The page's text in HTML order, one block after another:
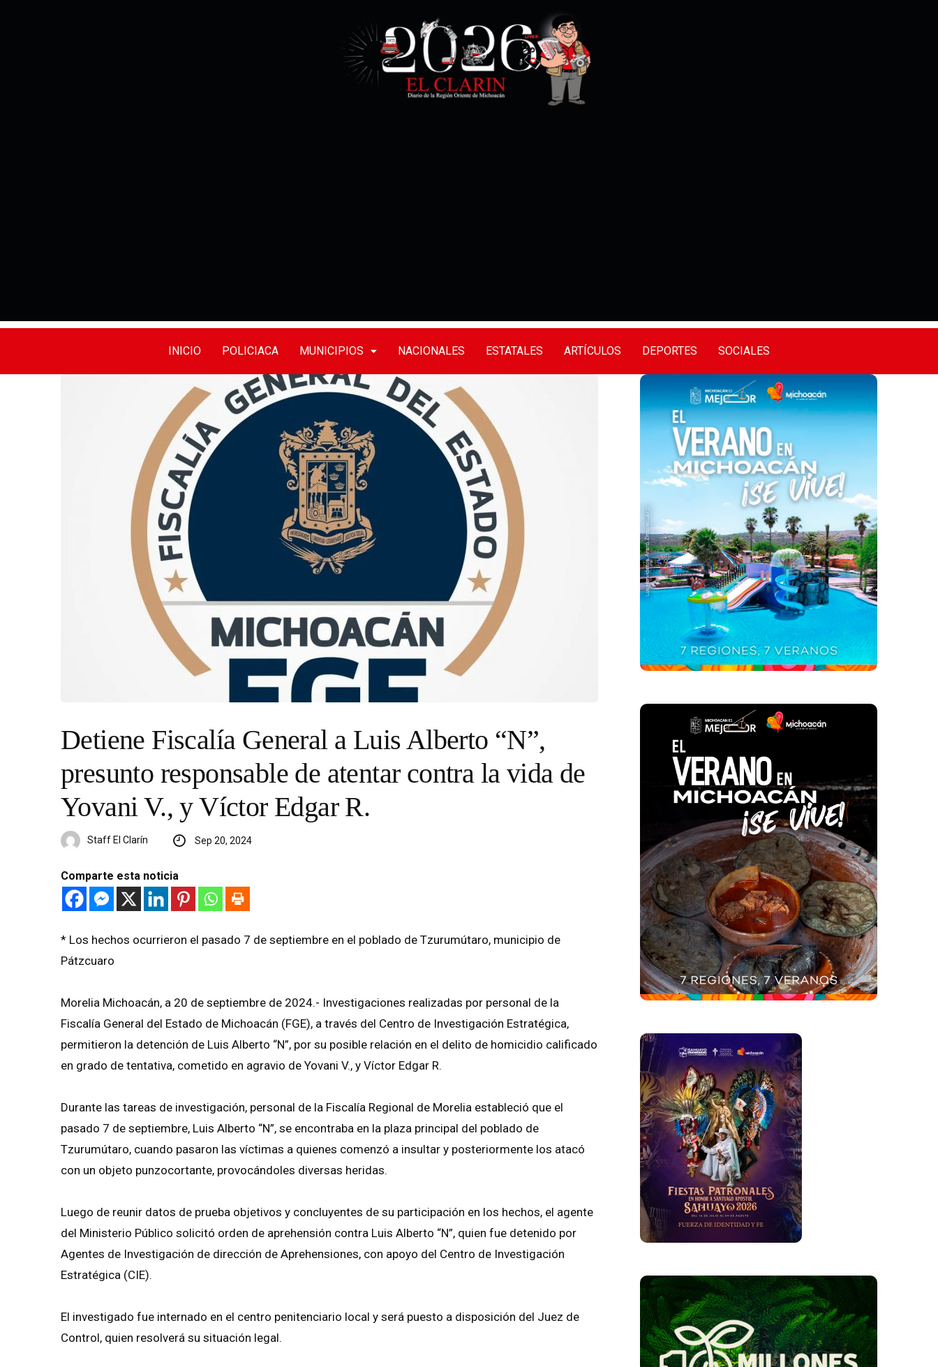
INICIO POLICIACA MUNICIPIOS NACIONALES ESTATALES ARTÍCULOS DEPORTES SOCIALES
Detiene Fiscalía General a Luis Alberto “N”,
presunto responsable de atentar contra la vida de
Yovani V., y Víctor Edgar R.
Staff El Clarín Sep 20, 2024
Comparte esta noticia
* Los hechos ocurrieron el pasado 7 de septiembre en el poblado de Tzurumútaro, municipio de
Pátzcuaro
Morelia Michoacán, a 20 de septiembre de 2024.- Investigaciones realizadas por personal de la
Fiscalía General del Estado de Michoacán (FGE), a través del Centro de Investigación Estratégica,
permitieron la detención de Luis Alberto “N”, por su posible relación en el delito de homicidio calificado
en grado de tentativa, cometido en agravio de Yovani V., y Víctor Edgar R.
Durante las tareas de investigación, personal de la Fiscalía Regional de Morelia estableció que el
pasado 7 de septiembre, Luis Alberto “N”, se encontraba en la plaza principal del poblado de
Tzurumútaro, cuando pasaron las víctimas a quienes comenzó a insultar y posteriormente los atacó
con un objeto punzocortante, provocándoles diversas heridas.
Luego de reunir datos de prueba objetivos y concluyentes de su participación en los hechos, el agente
del Ministerio Público solicitó orden de aprehensión contra Luis Alberto “N”, quien fue detenido por
Agentes de Investigación de dirección de Aprehensiones, con apoyo del Centro de Investigación
Estratégica (CIE).
El investigado fue internado en el centro penitenciario local y será puesto a disposición del Juez de
Control, quien resolverá su situación legal.